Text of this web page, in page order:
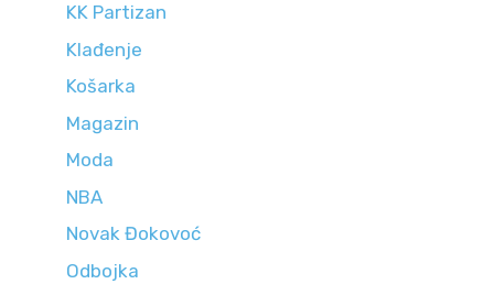
KK Partizan
Klađenje
Košarka
Magazin
Moda
NBA
Novak Đokovoć
Odbojka